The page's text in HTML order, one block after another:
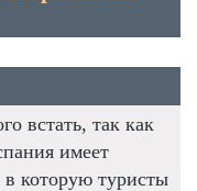
встать, так как
имеет
которую туристы